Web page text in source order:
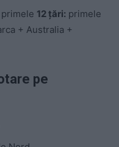
12 țări: primele
+ Australia +
pe